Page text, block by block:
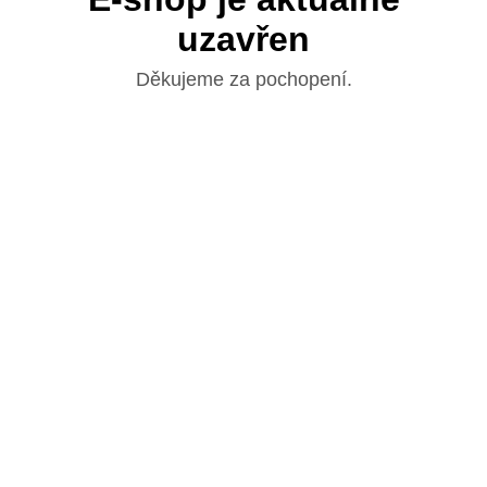
uzavřen
Děkujeme za pochopení.